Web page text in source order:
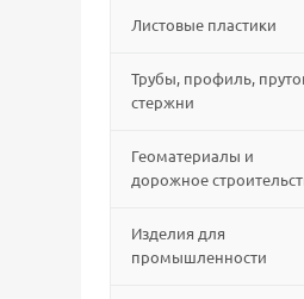
Листовые пластики
Трубы, профиль,
стержни
Геоматериалы и
дорожное
Изделия для
промышленности